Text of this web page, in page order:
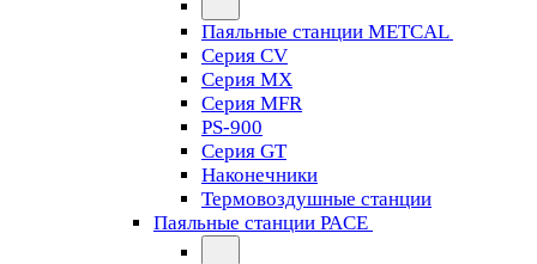
Паяльные станции METCAL
Серия CV
Серия MX
Серия MFR
PS-900
Серия GT
Наконечники
Термовоздушные станции
Паяльные станции PACE